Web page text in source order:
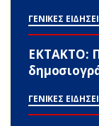
ΓΕΝΙΚΕΣ
ΕΚΤΑΚΤΟ:
ΓΕΝΙΚΕΣ